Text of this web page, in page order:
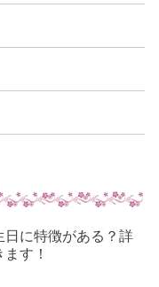
日に特徴がある？詳
す！